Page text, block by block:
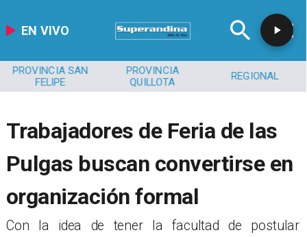
EN VIVO
PROVINCIA SAN
FELIPE
PROVINCIA
QUILLOTA
REGIONAL
Trabajadores de Feria de las
Pulgas buscan convertirse en
organización formal
Con la idea de tener la facultad de postular